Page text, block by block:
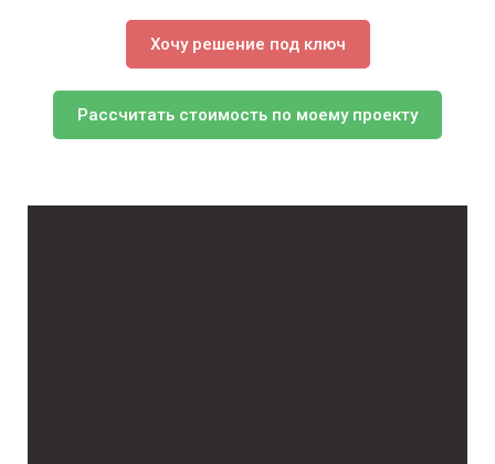
Хочу решение под ключ
Рассчитать стоимость по моему проекту